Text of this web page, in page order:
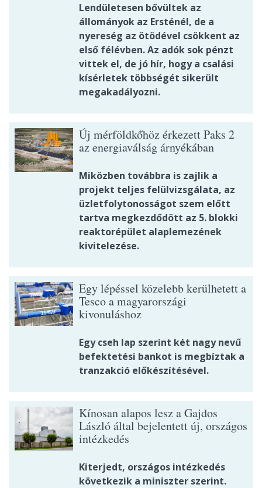
Lendületesen bővültek az
állományok az Ersténél, de a
nyereség az ötödével csökkent az
első félévben. Az adók sok pénzt
vittek el, de jó hír, hogy a csalási
kísérletek többségét sikerült
megakadályozni.
Új mérföldkőhöz érkezett Paks 2
az energiaválság árnyékában
Miközben továbbra is zajlik a
projekt teljes felülvizsgálata, az
üzletfolytonosságot szem előtt
tartva megkezdődött az 5. blokki
reaktorépület alaplemezének
kivitelezése.
Egy lépéssel közelebb kerülhetett a
Tesco a magyarországi
kivonuláshoz
Egy cseh lap szerint két nagy nevű
befektetési bankot is megbíztak a
tranzakció előkészítésével.
Kínosan alapos lesz a Gajdos
László által bejelentett új, országos
intézkedés
Kiterjedt, országos intézkedés
következik a miniszter szerint.